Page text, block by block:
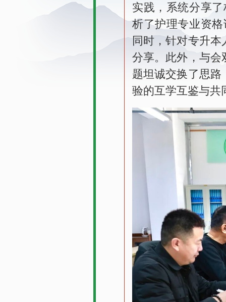
实践，系统分享
析了护理专业资
同时，针对专升
分享。此外，与会
题坦诚交换了思
验的互学互鉴与共